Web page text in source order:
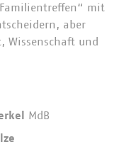
mit
aber
Wissenschaft und
MdB